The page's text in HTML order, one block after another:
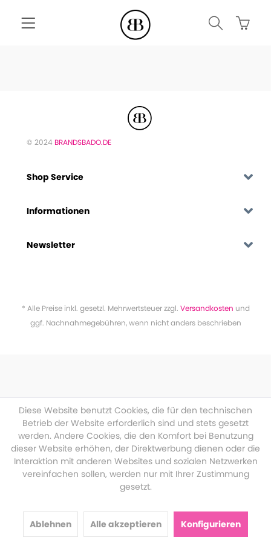
© 2024 BRANDSBADO.DE
Shop Service
Informationen
Newsletter
* Alle Preise inkl. gesetzl. Mehrwertsteuer zzgl. Versandkosten und
ggf. Nachnahmegebühren, wenn nicht anders beschrieben
Diese Website benutzt Cookies, die für den technischen
Betrieb der Website erforderlich sind und stets gesetzt
werden. Andere Cookies, die den Komfort bei Benutzung
dieser Website erhöhen, der Direktwerbung dienen oder die
Interaktion mit anderen Websites und sozialen Netzwerken
vereinfachen sollen, werden nur mit Ihrer Zustimmung
gesetzt.
Ablehnen Alle akzeptieren Konfigurieren